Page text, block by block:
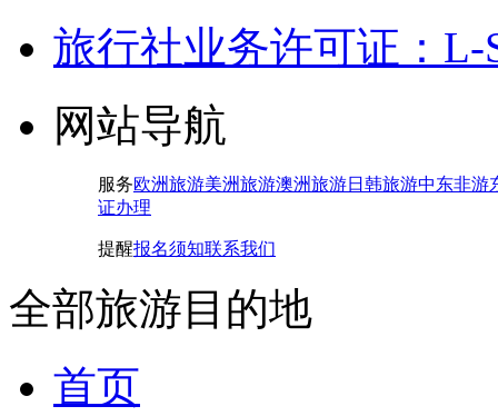
旅行社业务许可证：L-
网站导航
服务欧洲旅游美洲旅游澳洲旅游日韩旅游中东非游
证办理
提醒报名须知联系我们
全部旅游目的地
首页